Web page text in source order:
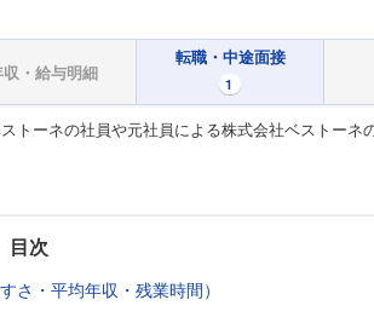
収・給与明細
転職・中途面接
1
トーネの社員や元社員による株式会社ベストー
目次
さ・平均年収・残業時間）